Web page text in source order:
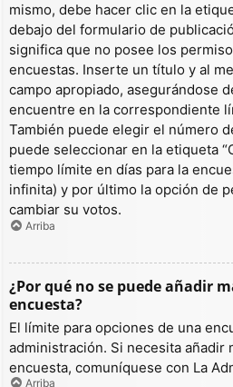
mismo, debe hacer clic en la
debajo del formulario de
significa que no posee los
encuestas. Inserte un título y al
campo apropiado, asegurándose
encuentre en la correspondiente
También puede elegir el número
puede seleccionar en la etiqueta
tiempo límite en días para la
infinita) y por último la opción de
cambiar su votos.
Arriba
¿Por qué no se puede añadir
encuesta?
El límite para opciones de una
administración. Si necesita añadir
encuesta, comuníquese con La
Arriba